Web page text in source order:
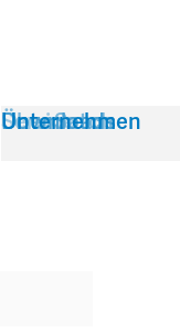
Service
Über Satch
Downloads
Unternehmen